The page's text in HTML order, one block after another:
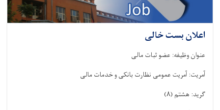
اعلان بست خالی
عنوان وظیفه: عضو ثبات مالی
آمریت: آمریت عمومی نظارت بانکی و خدمات مالی
گرید: هشتم (۸)